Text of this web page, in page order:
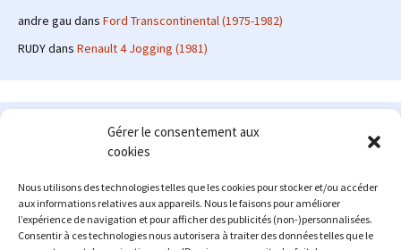
Gérer le consentement aux
cookies
Nous utilisons des technologies telles que les cookies pour stocker et/ou accéder
aux informations relatives aux appareils. Nous le faisons pour améliorer
l’expérience de navigation et pour afficher des publicités (non-)personnalisées.
Consentir à ces technologies nous autorisera à traiter des données telles que le
andre gau dans Ford Transcontinental (1975-1982)
RUDYdans Renault 4 Jogging (1981)
Le site en quelques mots
: passionné d'automobile ancienne depuis de
nombreuses années, j'ai commencé à partager ma passion sur
internet à partir de 2009 au travers d'un blog qui a connu un relatif
succès. Fin 2013, je décide de prendre mon autonomie et me lancer
avec mon propre site : l'Automobile Ancienne.